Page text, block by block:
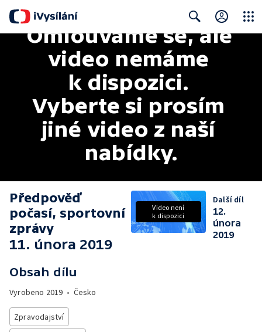
Search
Omlouváme se, ale
video nemáme
k dispozici.
Vyberte si prosím
jiné video z naší
nabídky.
Předpověď
počasí, sportovní
zprávy
11. února 2019
Obsah dílu
Vyrobeno 2019 • Česko
Zpravodajství
Video není
k dispozici
Další díl
12.
února
2019